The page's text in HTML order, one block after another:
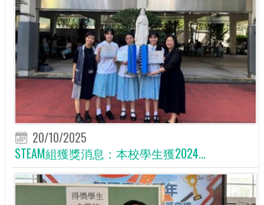
20/10/2025
STEAM組獲獎消息：本校學生獲2024...